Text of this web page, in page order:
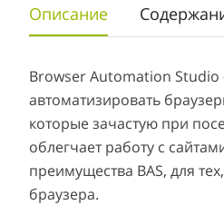
Описание
Browser Automation
автоматизировать
которые зачастую при
облегчает работу с
преимущества BAS, для
браузера.